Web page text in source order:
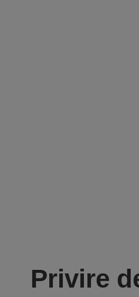
Privire